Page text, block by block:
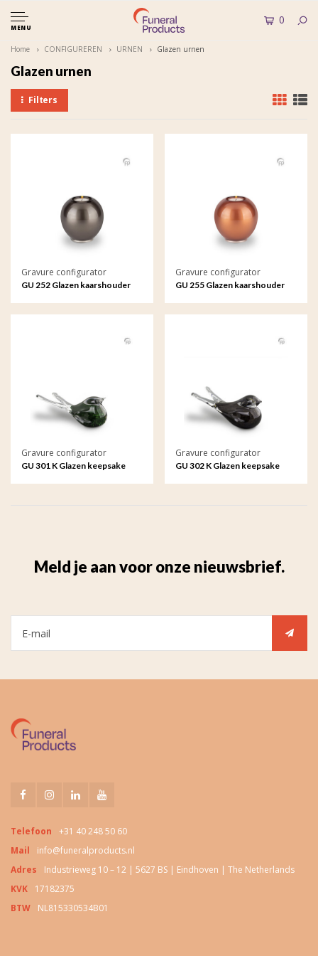
MENU
0
Home CONFIGUREREN URNEN Glazen urnen
Glazen urnen
Filters
Gravure configurator
GU 252 Glazen kaarshouder
Gravure configurator
GU 255 Glazen kaarshouder
Gravure configurator
GU 301 K Glazen keepsake
Gravure configurator
GU 302 K Glazen keepsake
Meld je aan voor onze nieuwsbrief.
Telefoon
+31 40 248 50 60
Mail
info@funeralproducts.nl
Adres
Industrieweg 10 – 12 | 5627 BS | Eindhoven | The Netherlands
KVK
17182375
BTW
NL815330534B01